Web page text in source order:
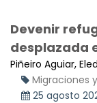
Devenir
desplazada
Piñeiro Aguiar,
Migraciones
25 agosto